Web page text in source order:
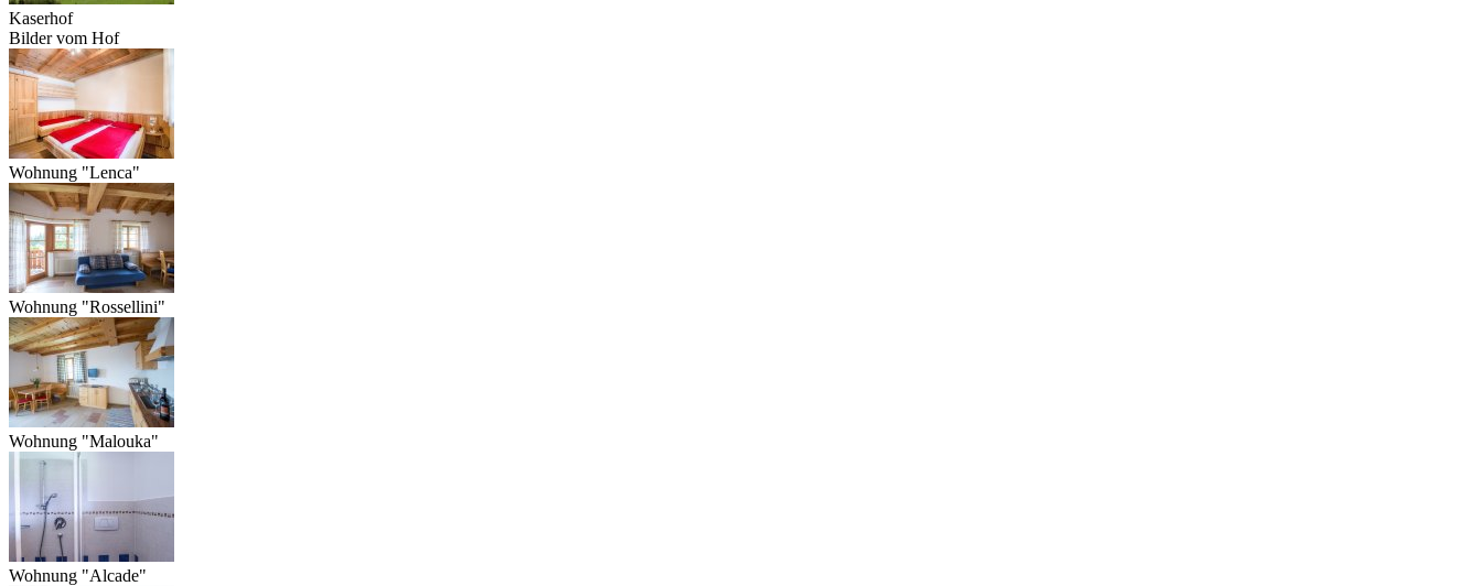
Kaserhof
Bilder vom Hof
Wohnung "Lenca"
Wohnung "Rossellini"
Wohnung "Malouka"
Wohnung "Alcade"